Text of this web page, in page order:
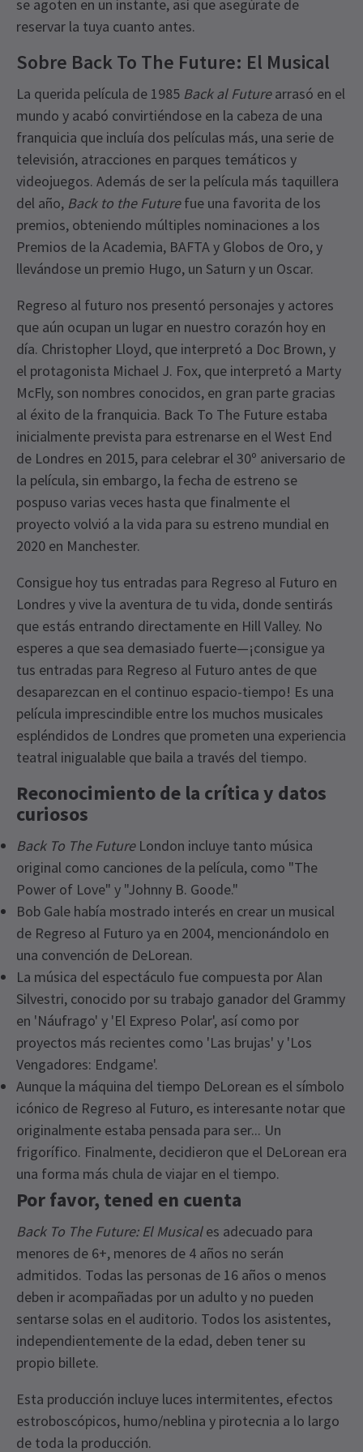
se agoten en un instante, así que asegúrate de
reservar la tuya cuanto antes.
Sobre Back To The Future: El Musical
La querida película de 1985 Back al Futurearrasó en el
mundo y acabó convirtiéndose en la cabeza de una
franquicia que incluía dos películas más, una serie de
televisión, atracciones en parques temáticos y
videojuegos. Además de ser la película más taquillera
del año, Back to the Futurefue una favorita de los
premios, obteniendo múltiples nominaciones a los
Premios de la Academia, BAFTA y Globos de Oro, y
llevándose un premio Hugo, un Saturn y un Oscar.
Regreso al futuro nos presentó personajes y actores
que aún ocupan un lugar en nuestro corazón hoy en
día. Christopher Lloyd, que interpretó a Doc Brown, y
el protagonista Michael J. Fox, que interpretó a Marty
McFly, son nombres conocidos, en gran parte gracias
al éxito de la franquicia. Back To The Future estaba
inicialmente prevista para estrenarse en el West End
de Londres en 2015, para celebrar el 30º aniversario de
la película, sin embargo, la fecha de estreno se
pospuso varias veces hasta que finalmente el
proyecto volvió a la vida para su estreno mundial en
2020 en Manchester.
Consigue hoy tus entradas para Regreso al Futuro en
Londres y vive la aventura de tu vida, donde sentirás
que estás entrando directamente en Hill Valley. No
esperes a que sea demasiado fuerte—¡consigue ya
tus entradas para Regreso al Futuro antes de que
desaparezcan en el continuo espacio-tiempo! Es una
película imprescindible entre los muchos musicales
espléndidos de Londres que prometen una experiencia
teatral inigualable que baila a través del tiempo.
Reconocimiento de la crítica y datos
curiosos
Back To The FutureLondon incluye tanto música
original como canciones de la película, como "The
Power of Love" y "Johnny B. Goode."
Bob Gale había mostrado interés en crear un musical
de Regreso al Futuro ya en 2004, mencionándolo en
una convención de DeLorean.
La música del espectáculo fue compuesta por Alan
Silvestri, conocido por su trabajo ganador del Grammy
en 'Náufrago' y 'El Expreso Polar', así como por
proyectos más recientes como 'Las brujas' y 'Los
Vengadores: Endgame'.
Aunque la máquina del tiempo DeLorean es el símbolo
icónico de Regreso al Futuro, es interesante notar que
originalmente estaba pensada para ser... Un
frigorífico. Finalmente, decidieron que el DeLorean era
una forma más chula de viajar en el tiempo.
Por favor, tened en cuenta
Back To The Future: El Musicales adecuado para
menores de 6+, menores de 4 años no serán
admitidos. Todas las personas de 16 años o menos
deben ir acompañadas por un adulto y no pueden
sentarse solas en el auditorio. Todos los asistentes,
independientemente de la edad, deben tener su
propio billete.
Esta producción incluye luces intermitentes, efectos
estroboscópicos, humo/neblina y pirotecnia a lo largo
de toda la producción.